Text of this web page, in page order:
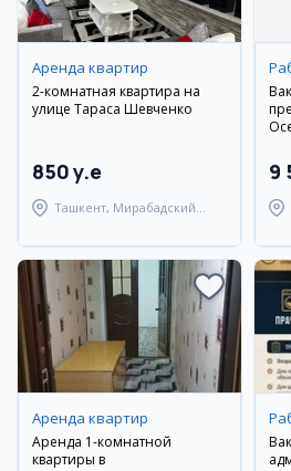
Аренда квартир
2-комнатная квартира на
улице Тараса Шевченко
850 y.e
Ташкент, Мирабадский
9
Аренда квартир
Аренда 1-комнатной
квартиры в